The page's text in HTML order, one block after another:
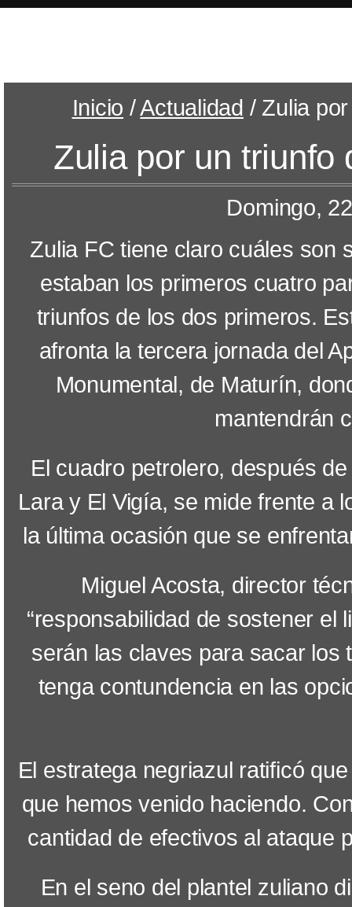
Inicio /Actualidad / Zulia
Zulia por un triunfo
Domingo,
Zulia FC tiene claro cuáles son
estaban los primeros cuatro
triunfos de los dos primeros.
afronta la tercera jornada del
Monumental, de Maturín,
mantendrán
El cuadro petrolero, después
Lara y El Vigía, se mide frente a
la última ocasión que se
Miguel Acosta, director
“responsabilidad de sostener el
serán las claves para sacar los
tenga contundencia en las
El estratega negriazul ratificó
que hemos venido haciendo.
cantidad de efectivos al ataque
En el seno del plantel zuliano